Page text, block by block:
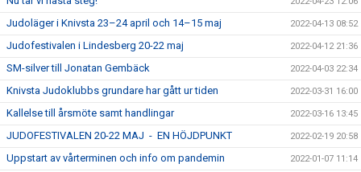
Judoläger i Knivsta 23–24 april och 14–15 maj 2022-04-13 08:52
Judofestivalen i Lindesberg 20-22 maj 2022-04-12 21:36
SM-silver till Jonatan Gembäck 2022-04-03 22:34
Knivsta Judoklubbs grundare har gått ur tiden 2022-03-31 16:00
Kallelse till årsmöte samt handlingar 2022-03-16 13:45
JUDOFESTIVALEN 20-22 MAJ - EN HÖJDPUNKT 2022-02-19 20:58
Uppstart av vårterminen och info om pandemin 2022-01-07 11:14